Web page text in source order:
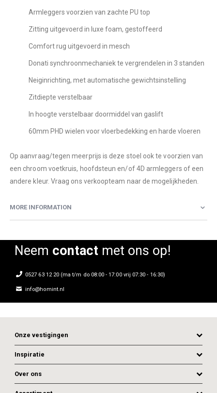
Armleggers voorzien van zachte PU top
Zitting uitgevoerd in luxe foam, gestoffeerd
Comfort rug uitgevoerd in mesch
Donati synchroonmechaniek te vergrendelen in 3 standen
Neiginrichting, met automatische gewichtsinstelling
Zitdiepte verstelbaar
In hoogte verstelbaar doormiddel van gaslift
60mm PHD wielen voor vloerbedekking en harde vloeren
Op aanvraag/tegen meerprijs is deze stoel ook te voorzien van
een chroom voetkruis, hoofdsteun en/of 4D armleggers of een
andere kleur. Vraag ons verkoopteam naar de mogelijkheden.
MORE INFORMATION
Neem contactmet ons op!
0527 63 12 20 (ma t/m do 08:00 - 17:00 vrij 07:30 - 16:30)
info@homint.nl
Onze vestigingen
Inspiratie
Over ons